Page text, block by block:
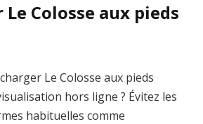
Colosse aux pieds
Le Colosse aux pieds
hors ligne ? Évitez les
habituelles comme